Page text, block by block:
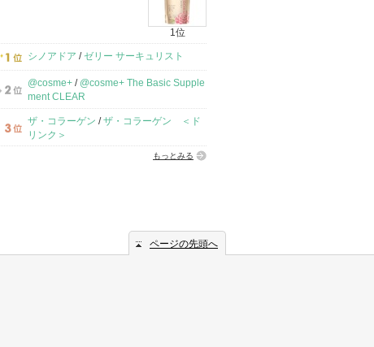
1位
シノアドア /ゼリー サーキュリスト
@cosme+ / @cosme+ The Basic Supple
ment CLEAR
ザ・コラーゲン /ザ・コラーゲン ＜ド
リンク＞
もっとみる
ページの先頭へ